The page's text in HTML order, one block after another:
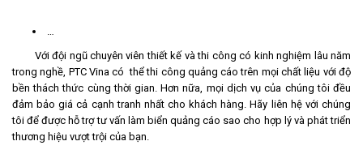
…
Với đội ngũ chuyên viên thiết kế và thi công có kinh nghiệm lâu năm
trong nghề, PTC Vina có thể thi công quảng cáo trên mọi chất liệu với độ
bền thách thức cùng thời gian. Hơn nữa, mọi dịch vụ của chúng tôi đều
đảm bảo giá cả cạnh tranh nhất cho khách hàng. Hãy liên hệ với chúng
tôi để được hỗ trợ tư vấn làm biển quảng cáo sao cho hợp lý và phát triển
thương hiệu vượt trội của bạn.